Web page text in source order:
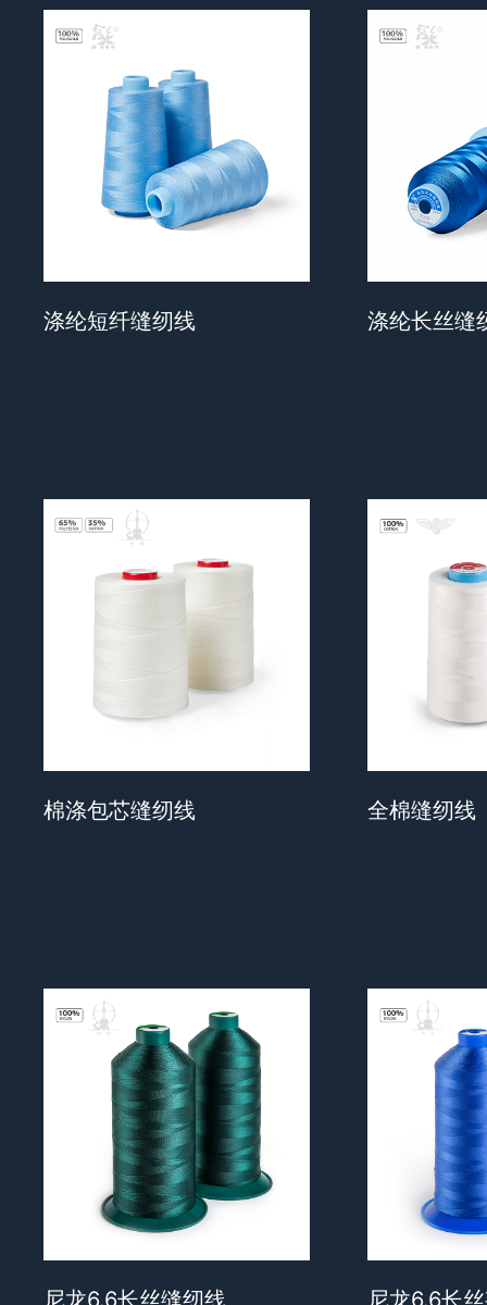
涤纶短纤缝纫线 涤纶长丝缝
棉涤包芯缝纫线 全棉缝纫线
尼龙6.6长丝缝纫线 尼龙6.6长